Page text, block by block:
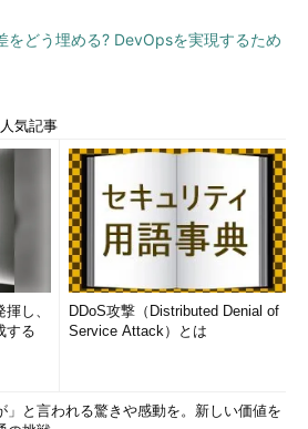
をどう埋める? DevOpsを実現するため
気記事
し、
する
DDoS攻撃（Distributed Denial of
Service Attack）とは
」と言われる驚きや感動を。新しい価値を